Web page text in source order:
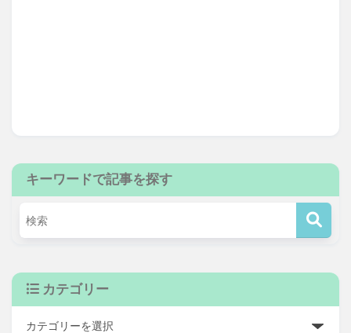
キーワードで記事を探す
カテゴリー